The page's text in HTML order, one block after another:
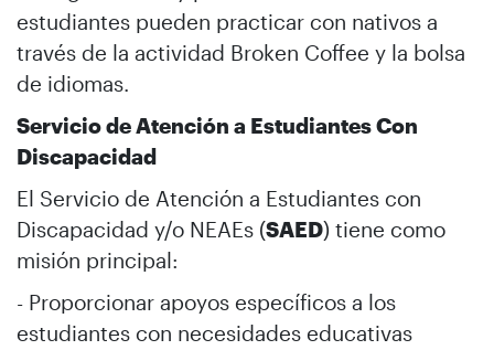
estudiantes pueden practicar con nativos a
través de la actividad Broken Coffee y la bolsa
de idiomas.
Servicio de Atención a Estudiantes Con
Discapacidad
El Servicio de Atención a Estudiantes con
Discapacidad y/o NEAEs (SAED) tiene como
misión principal:
- Proporcionar apoyos específicos a los
estudiantes con necesidades educativas